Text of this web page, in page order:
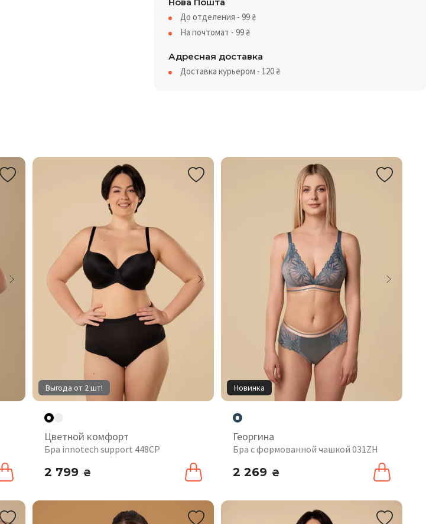
До отделения - 99₴
На почтомат - 99₴
Адресная доставка
Доставка курьером - 120₴
Выгода от 2 шт!
Цветной комфорт
Бра innotech support 448CP
2 799 ₴
Новинка
Георгина
Бра с формованной чашкой 031ZH
2 269 ₴